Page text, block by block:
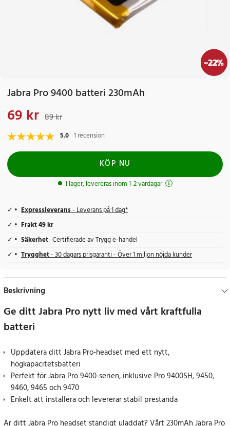
-22%
Jabra Pro 9400 batteri 230mAh
Nuvarande pris
69 kr 89 kr
5.0 1 recension
KÖP NU
I lager, levereras inom 1-2 vardagar
Expressleverans- Leverans på 1 dag*
Frakt 49 kr
Säkerhet- Certifierade av Trygg e-handel
Trygghet- 30 dagars prisgaranti - Över 1 miljon nöjda kunder
Beskrivning
Ge ditt Jabra Pro nytt liv med vårt kraftfulla
batteri
Uppdatera ditt Jabra Pro-headset med ett nytt,
högkapacitetsbatteri
Perfekt för Jabra Pro 9400-serien, inklusive Pro 9400SH, 9450,
9460, 9465 och 9470
Enkelt att installera och levererar stabil prestanda
Är ditt Jabra Pro headset ständigt uladdat? Vårt 230mAh Jabra Pro